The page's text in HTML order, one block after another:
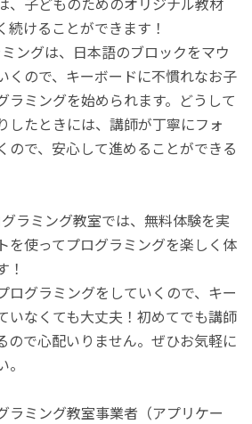
続けることができます！
ングは、日本語のブロックをマウ
くので、キーボードに不慣れなお子
ラミングを始められます。どうして
したときには、講師が丁寧にフォ
ので、安心して進めることができる
ラミング教室では、無料体験を実
を使ってプログラミングを楽しく体
！
ログラミングをしていくので、キー
いなくても大丈夫！初めてでも講師
ので心配いりません。ぜひお気軽に
ミング教室事業者（アプリケー